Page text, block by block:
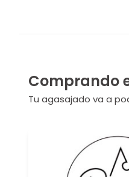
Comprando
Tu agasajado va a